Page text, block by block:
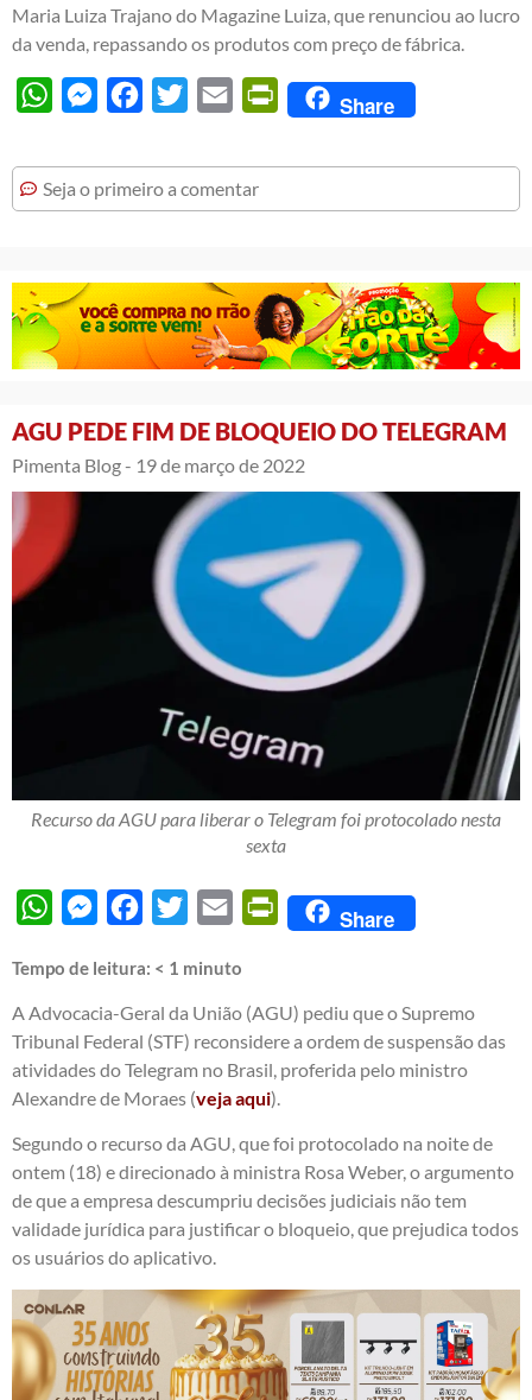
Maria Luiza Trajano do Magazine Luiza, que renunciou ao lucro
da venda, repassando os produtos com preço de fábrica.
WhatsAppMessengerFacebook
Twitter Email PrintFriendly
Share
Seja o primeiro a comentar
AGU PEDE FIM DE BLOQUEIO DO TELEGRAM
Pimenta Blog - 19 de março de 2022
Recurso da AGU para liberar o Telegram foi protocolado nesta
sexta
WhatsAppMessengerFacebook
Twitter Email PrintFriendly
Share
Tempo de leitura: < 1 minuto
A Advocacia-Geral da União (AGU) pediu que o Supremo
Tribunal Federal (STF) reconsidere a ordem de suspensão das
atividades do Telegram no Brasil, proferida pelo ministro
Alexandre de Moraes (veja aqui).
Segundo o recurso da AGU, que foi protocolado na noite de
ontem (18) e direcionado à ministra Rosa Weber, o argumento
de que a empresa descumpriu decisões judiciais não tem
validade jurídica para justificar o bloqueio, que prejudica todos
os usuários do aplicativo.